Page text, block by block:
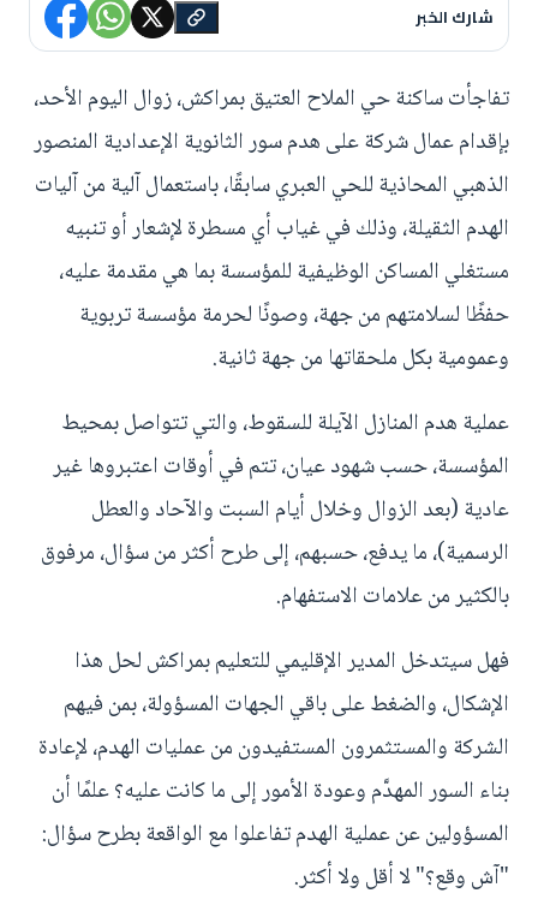
شارك الخبر
تفاجأت ساكنة حي الملاح العتيق بمراكش، زوال اليوم الأحد،
بإقدام عمال شركة على هدم سور الثانوية الإعدادية المنصور
الذهبي المحاذية للحي العبري سابقًا، باستعمال آلية من آليات
الهدم الثقيلة، وذلك في غياب أي مسطرة لإشعار أو تنبيه
مستغلي المساكن الوظيفية للمؤسسة بما هي مقدمة عليه،
حفظًا لسلامتهم من جهة، وصونًا لحرمة مؤسسة تربوية
وعمومية بكل ملحقاتها من جهة ثانية.
عملية هدم المنازل الآيلة للسقوط، والتي تتواصل بمحيط
المؤسسة، حسب شهود عيان، تتم في أوقات اعتبروها غير
عادية (بعد الزوال وخلال أيام السبت والآحاد والعطل
الرسمية)، ما يدفع، حسبهم، إلى طرح أكثر من سؤال، مرفوق
بالكثير من علامات الاستفهام.
فهل سيتدخل المدير الإقليمي للتعليم بمراكش لحل هذا
الإشكال، والضغط على باقي الجهات المسؤولة، بمن فيهم
الشركة والمستثمرون المستفيدون من عمليات الهدم، لإعادة
بناء السور المهدَّم وعودة الأمور إلى ما كانت عليه؟ علمًا أن
المسؤولين عن عملية الهدم تفاعلوا مع الواقعة بطرح سؤال:
"آش وقع؟" لا أقل ولا أكثر.